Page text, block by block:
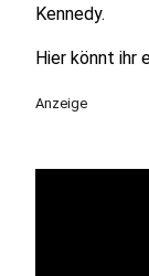
Kennedy.
Hier könnt ihr
Anzeige